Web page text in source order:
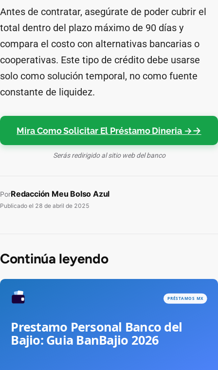
Antes de contratar, asegúrate de poder cubrir el
total dentro del plazo máximo de 90 días y
compara el costo con alternativas bancarias o
cooperativas. Este tipo de crédito debe usarse
solo como solución temporal, no como fuente
constante de liquidez.
Mira Como Solicitar El Préstamo Dineria →
Serás redirigido al sitio web del banco
PorRedacción Meu Bolso Azul
Publicado el 28 de abril de 2025
Continúa leyendo